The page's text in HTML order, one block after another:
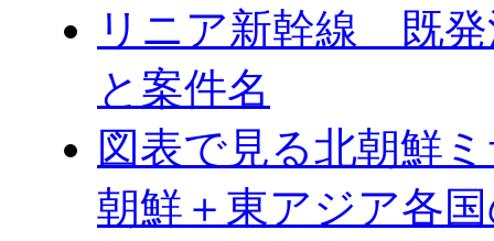
リニア新幹線 既発
と案件名
図表で見る北朝鮮
朝鮮＋東アジア各